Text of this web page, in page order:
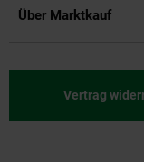
Über Marktkauf
Vertrag